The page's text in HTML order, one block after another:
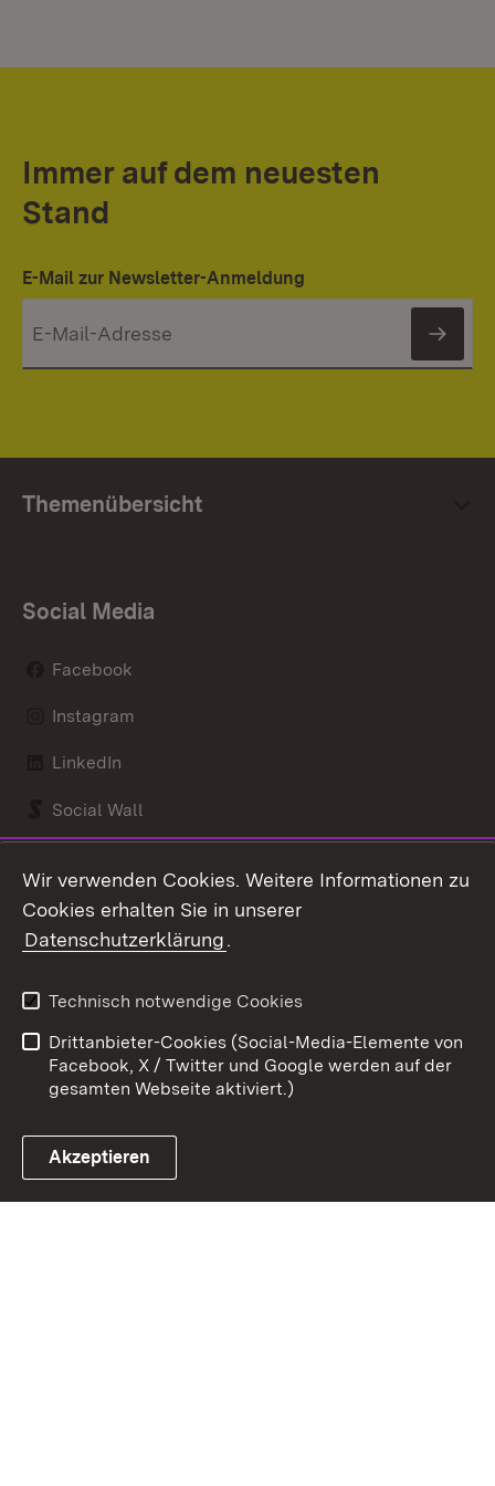
Immer auf dem neuesten
Stand
E-Mail zur Newsletter-Anmeldung
Themenübersicht
Social Media
Facebook
Instagram
LinkedIn
Social Wall
Link zum Landesportal
Kontakt
Barrierefreiheit
Impressum
Cookies
Wir verwenden Cookies. Weitere Informationen zu
Cookies erhalten Sie in unserer
Datenschutzerklärung.
Technisch notwendige Cookies
Drittanbieter-Cookies (Social-Media-Elemente von
Facebook, X / Twitter und Google werden auf der
gesamten Webseite aktiviert.)
Akzeptieren